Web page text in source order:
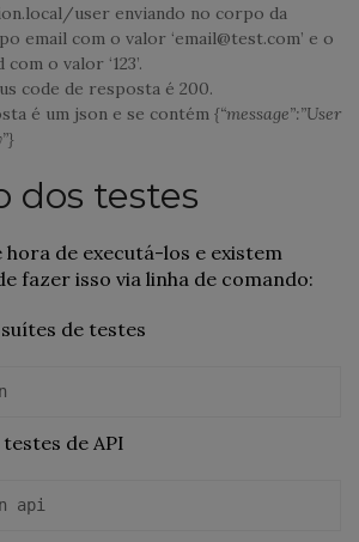
user enviando no corpo da
email com o valor ‘email@test.com’ e o
o valor ‘123’.
code de resposta é 200.
é um json e se contém {“message”:”User
dos testes
hora de executá-los e existem
fazer isso via linha de comando:
de testes
de API
api